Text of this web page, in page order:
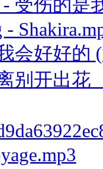
受伤的是
会好好的
别开出花